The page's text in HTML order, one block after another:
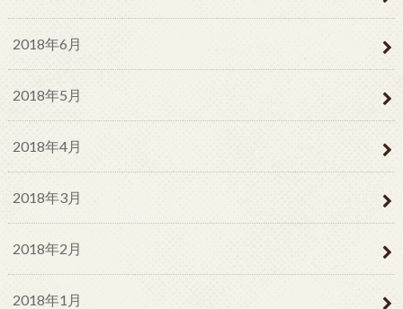
2018年6月
2018年5月
2018年4月
2018年3月
2018年2月
2018年1月